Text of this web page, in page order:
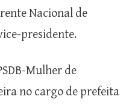
Nacional de
presidente.
Mulher de
no cargo de prefeita